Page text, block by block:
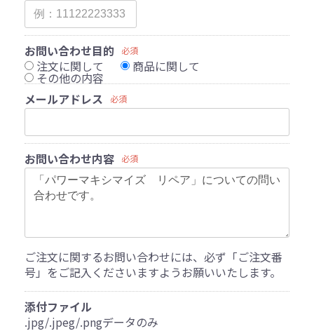
お問い合わせ目的 必須
注文に関して 商品に関して
その他の内容
メールアドレス
必須
お問い合わせ内容 必須
ご注文に関するお問い合わせには、必ず「ご注文番
号」をご記入くださいますようお願いいたします。
添付ファイル
.jpg/.jpeg/.pngデータのみ